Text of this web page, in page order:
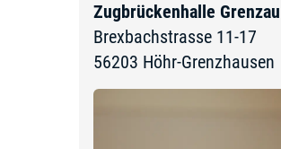
Zugbrückenhalle Grenzau
Brexbachstrasse 11-17
56203 Höhr-Grenzhausen